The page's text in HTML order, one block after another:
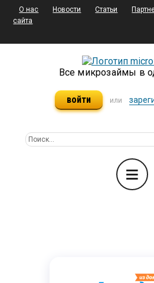
О нас Новости Статьи
сайта
Все микрозаймы в
войти или